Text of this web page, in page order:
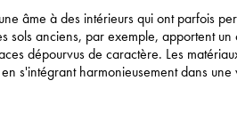
âme à des intérieurs qui ont parfois
sols anciens, par exemple, apportent un
dépourvus de caractère. Les
s'intégrant harmonieusement dans une